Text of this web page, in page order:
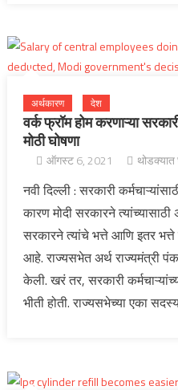
अर्थकारण देश
वर्क फ्रॉम होम करणाऱ्या
मोठी घोषणा
ऑगस्ट 6, 2021 थोडक्यात
नवी दिल्ली : सरकारी
कारण मोदी सरकारने
सरकारने त्यांचे भत्ते आणि इतर
आहे. राज्यसभेत अर्थ राज्यमंत्री
केली. खरं तर, सरकारी
भीती होती. राज्यसभेच्या एका